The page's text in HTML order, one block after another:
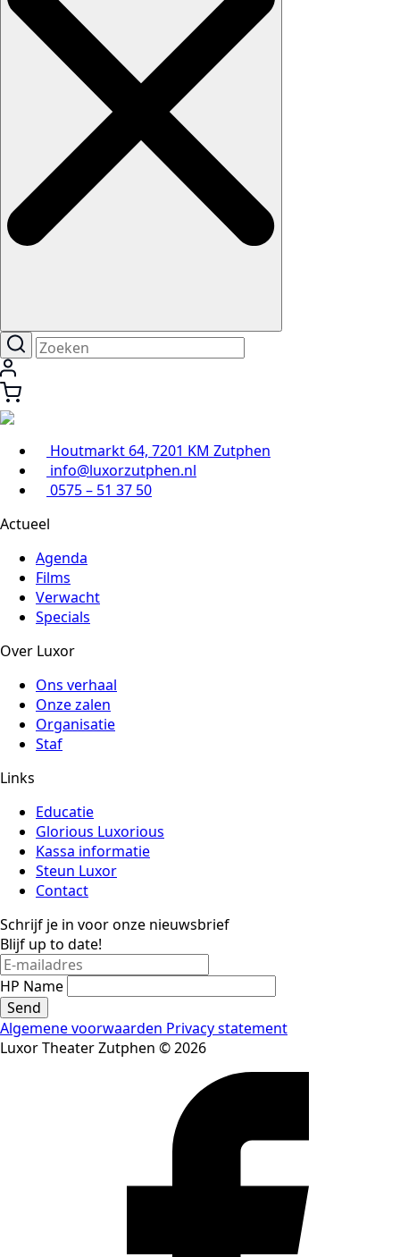
Houtmarkt 64, 7201 KM Zutphen
info@luxorzutphen.nl
0575 – 51 37 50
Actueel
Agenda
Films
Verwacht
Specials
Over Luxor
Ons verhaal
Onze zalen
Organisatie
Staf
Links
Educatie
Glorious Luxorious
Kassa informatie
Steun Luxor
Contact
Schrijf je in voor onze nieuwsbrief
Blijf up to date!
HP Name
Send
Algemene voorwaarden Privacy statement
Luxor Theater Zutphen © 2026